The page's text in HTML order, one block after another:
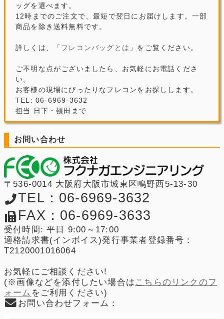
ッグを選べます。
12時までのご注文で、最短で翌日にお届けします。一部
商品を除き送料無料です。
詳しくは、「 フレコンバッグとは 」をご覧ください。
ご不明な点がございましたら、お気軽にお電話くださ
い。
お客様の現場にぴったりなフレコンをお探しします。
TEL: 06-6969-3632
担当 日下・頓田まで
お問い合わせ
〒536-0014 大阪府大阪市城東区鴫野西5-13-30
TEL：06-6969-3632
FAX：06-6969-3633
受付時間: 平日 9:00～17:00
適格請求書(インボイス)発行事業者登録番号：
T2120001016064
お気軽にご相談ください!
(※画像などを添付したい場合は こちらのリンクのフ
ォーム をご利用ください)
お問い合わせフォーム：